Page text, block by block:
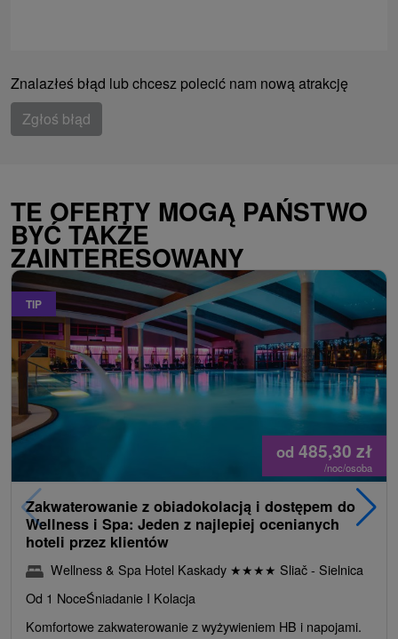
Znalazłeś błąd lub chcesz polecić nam nową atrakcję
Zgłoś błąd
TE OFERTY MOGĄ PAŃSTWO
BYĆ TAKŻE
ZAINTERESOWANY
TIP
od 485,30 zł
/noc/osoba
Zakwaterowanie z obiadokolacją i dostępem do
Wellness i Spa: Jeden z najlepiej ocenianych
hoteli przez klientów
Wellness & Spa Hotel Kaskady ★★★★ Sliač - Sielnica
Od 1 NoceŚniadanie I Kolacja
Komfortowe zakwaterowanie z wyżywieniem HB i napojami.